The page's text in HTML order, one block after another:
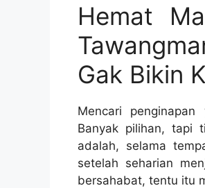
Hemat
Gak Bikin
Mencari
Banyak pilihan, tapi
adalah, selama
setelah seharian
bersahabat, tentu itu